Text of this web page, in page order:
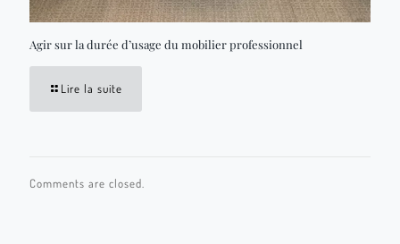
Agir sur la durée d’usage du mobilier professionnel
Lire la suite
Comments are closed.